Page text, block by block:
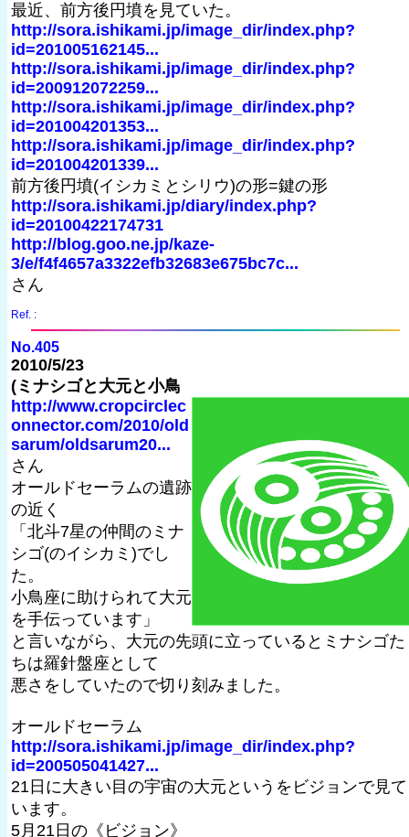
最近、前方後円墳を見ていた。
http://sora.ishikami.jp/image_dir/index.php?
id=201005162145...
http://sora.ishikami.jp/image_dir/index.php?
id=200912072259...
http://sora.ishikami.jp/image_dir/index.php?
id=201004201353...
http://sora.ishikami.jp/image_dir/index.php?
id=201004201339...
前方後円墳(イシカミとシリウ)の形=鍵の形
http://sora.ishikami.jp/diary/index.php?
id=20100422174731
http://blog.goo.ne.jp/kaze-
3/e/f4f4657a3322efb32683e675bc7c...
さん
Ref. :
No.405
2010/5/23
(ミナシゴと大元と小鳥
http://www.cropcirclec
onnector.com/2010/old
sarum/oldsarum20...
さん
オールドセーラムの遺跡
の近く
「北斗7星の仲間のミナ
シゴ(のイシカミ)でし
た。
小鳥座に助けられて大元
を手伝っています」
と言いながら、大元の先頭に立っているとミナシゴた
ちは羅針盤座として
悪さをしていたので切り刻みました。
オールドセーラム
http://sora.ishikami.jp/image_dir/index.php?
id=200505041427...
21日に大きい目の宇宙の大元というをビジョンで見て
います。
5月21日の《ビジョン》